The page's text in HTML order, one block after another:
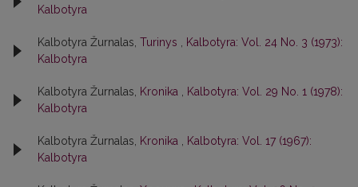
Kalbotyra
Kalbotyra Žurnalas, Turinys
Kalbotyra: Vol. 24 No. 3 (1973):
Kalbotyra
Kalbotyra Žurnalas, Kronika
Kalbotyra: Vol. 29 No. 1 (1978):
Kalbotyra
Kalbotyra Žurnalas, Kronika
Kalbotyra: Vol. 17 (1967):
Kalbotyra